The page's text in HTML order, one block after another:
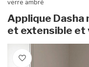
verre ambré
Applique Dasha
et extensible et